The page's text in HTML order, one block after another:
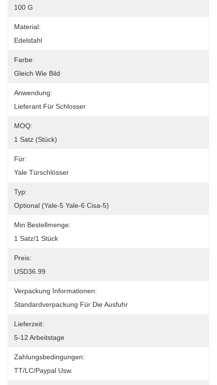
100 G
Material:
Edelstahl
Farbe:
Gleich Wie Bild
Anwendung:
Lieferant Für Schlosser
MOQ:
1 Satz (Stück)
Für:
Yale Türschlösser
Typ:
Optional (Yale-5 Yale-6 Cisa-5)
Min Bestellmenge:
1 Satz/1 Stück
Preis:
USD36.99
Verpackung Informationen:
Standardverpackung Für Die Ausfuhr
Lieferzeit:
5-12 Arbeitstage
Zahlungsbedingungen:
TT/LC/paypal Usw.